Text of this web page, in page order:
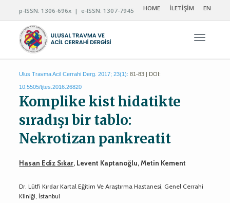
p-ISSN: 1306-696x | e-ISSN: 1307-7945 HOME İLETİŞİM EN
Ulus Travma Acil Cerrahi Derg. 2017; 23(1): 81-83 | DOI:
10.5505/tjtes.2016.26820
Komplike kist hidatikte
sıradışı bir tablo:
Nekrotizan pankreatit
Hasan Ediz Sıkar, Levent Kaptanoğlu, Metin Kement
Dr. Lütfi Kırdar Kartal Eğitim Ve Araştırma Hastanesi, Genel Cerrahi
Kliniği, İstanbul